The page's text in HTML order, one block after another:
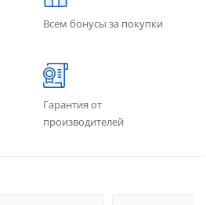
Всем бонусы за покупки
Гарантия от
производителей